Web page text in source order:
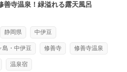
善寺温泉！緑溢れる露天風呂
静岡県 中伊豆
島・中伊豆 修善寺 修善寺温泉
温泉宿